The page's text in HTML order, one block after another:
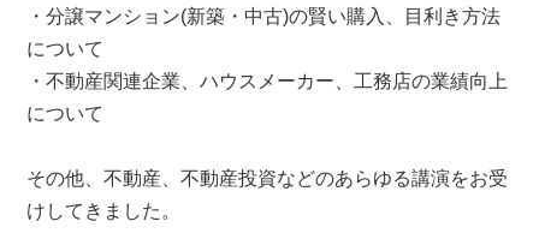
・分譲マンション(新築・中古)の賢い購入、目利き方法
について
・不動産関連企業、ハウスメーカー、工務店の業績向上
について
その他、不動産、不動産投資などのあらゆる講演をお受
けしてきました。